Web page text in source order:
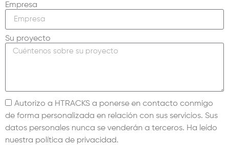
Empresa
Su proyecto
Autorizo a HTRACKS a ponerse en contacto conmigo
de forma personalizada en relación con sus servicios. Sus
datos personales nunca se venderán a terceros. Ha leído
nuestra política de privacidad.